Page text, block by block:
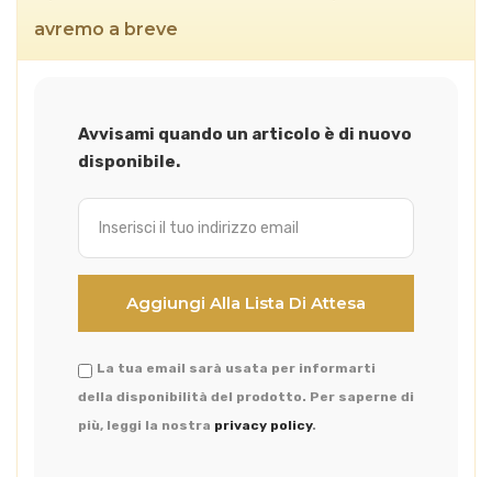
avremo a breve
Avvisami quando un articolo è di nuovo
disponibile.
La tua email sarà usata per informarti
della disponibilità del prodotto. Per saperne di
più, leggi la nostra privacy policy.